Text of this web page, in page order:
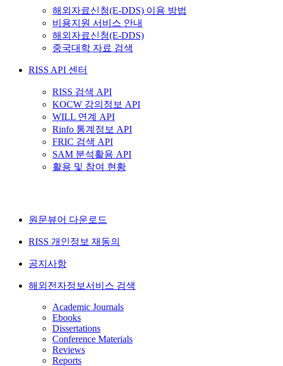
해외자료신청(E-DDS) 이용 방법
비용지원 서비스 안내
해외자료신청(E-DDS)
중국대학 자료 검색
RISS API 센터
RISS 검색 API
KOCW 강의정보 API
WILL 연계 API
Rinfo 통계정보 API
FRIC 검색 API
SAM 분석활용 API
활용 및 참여 현황
원문뷰어 다운로드
RISS 개인정보 재동의
공지사항
해외전자정보서비스 검색
Academic Journals
Ebooks
Dissertations
Conference Materials
Reviews
Reports